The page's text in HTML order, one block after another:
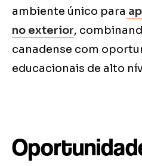
ambiente único para
no exterior,
canadense com
educacionais de alto